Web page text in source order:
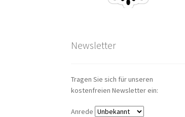
Newsletter
Tragen Sie sich für unseren
kostenfreien Newsletter ein:
Anrede